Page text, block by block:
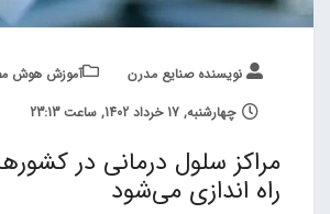
نویسنده صنایع مدرن
آموزش هوش
چهارشنبه, 17 خرداد 1402, ساعت 23:13
مراکز سلول درمانی در
راه اندازی می‌شود